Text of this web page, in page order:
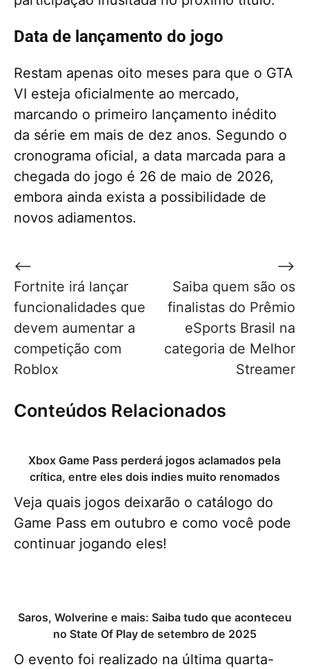
Data de lançamento do jogo
Restam apenas oito meses para que o GTA
VI esteja oficialmente ao mercado,
marcando o primeiro lançamento inédito
da série em mais de dez anos. Segundo o
cronograma oficial, a data marcada para a
chegada do jogo é 26 de maio de 2026,
embora ainda exista a possibilidade de
novos adiamentos.
Navegação
de
Post
⟵
Fortnite irá lançar
funcionalidades que
devem aumentar a
competição com
Roblox
Saiba quem são os
finalistas do Prêmio
eSports Brasil na
categoria de Melhor
Streamer
⟶
Conteúdos Relacionados
Xbox Game Pass perderá jogos aclamados pela
crítica, entre eles dois indies muito renomados
Veja quais jogos deixarão o catálogo do
Game Pass em outubro e como você pode
continuar jogando eles!
Saros, Wolverine e mais: Saiba tudo que aconteceu
no State Of Play de setembro de 2025
O evento foi realizado na última quarta-